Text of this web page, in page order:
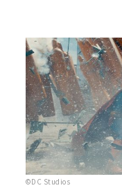
©DC Studios